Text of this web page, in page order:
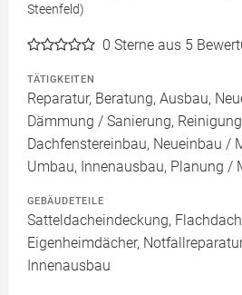
Steenfeld)
0 Sterne aus 5
TÄTIGKEITEN
Reparatur, Beratung, Ausbau,
Dämmung / Sanierung,
Dachfenstereinbau, Neueinbau /
Umbau, Innenausbau, Planung /
GEBÄUDETEILE
Satteldacheindeckung,
Eigenheimdächer,
Innenausbau